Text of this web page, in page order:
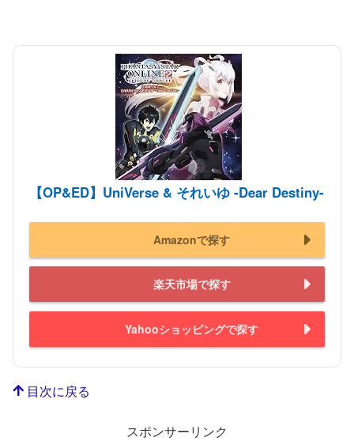
【OP&ED】UniVerse & それいゆ -Dear Destiny-
Amazonで探す
楽天市場で探す
Yahooショッピングで探す
目次に戻る
スポンサーリンク